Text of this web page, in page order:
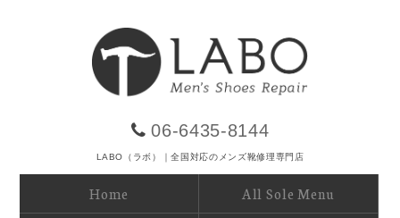
06-6435-8144
LABO（ラボ）｜全国対応のメンズ靴修理専門店
Home All Sole Menu